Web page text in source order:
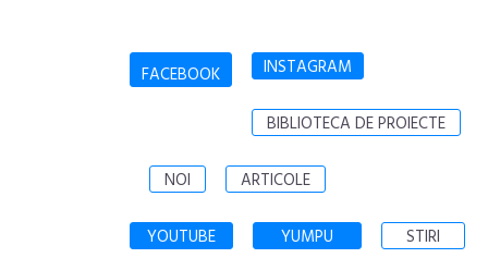
FACEBOOK INSTAGRAM
BIBLIOTECA DE PROIECTE
NOI ARTICOLE
YOUTUBE YUMPU STIRI